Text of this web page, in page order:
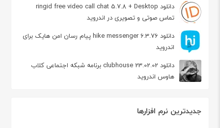
دانلود ringid free video call chat 5.7.8 + Desktop
تماس صوتی و تصویری در اندروید
دانلود hike messenger 6.3.76 پیام‌ رسان‌ امن هایک برای
اندروید
دانلود clubhouse 23.02.02 برنامه شبکه اجتماعی کلاب
هاوس اندروید
جدیدترین نرم افزارها